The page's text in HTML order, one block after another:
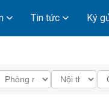
Tin tức Ký